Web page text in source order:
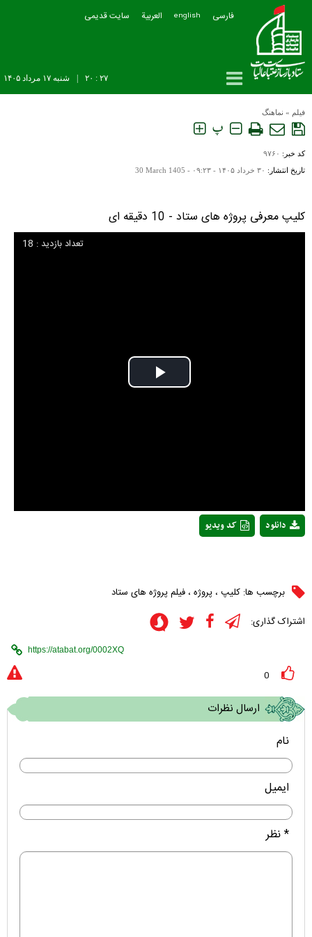
فارسی english العربیة سایت قدیمی
شنبه ۱۷ مرداد ۱۴۰۵ ۲۷ : ۲۰
فیلم » نماهنگ
پ
کد خبر: ۹۷۶۰
تاریخ انتشار: ۳۰ خرداد ۱۴۰۵ - ۰۹:۲۳ - 30 March 1405
کلیپ معرفی پروژه های ستاد - 10 دقیقه ای
Play
تعداد بازدید : 18
کد ویدیو دانلود
برچسب ها: کلیپ ، پروژه ، فیلم پروژه های ستاد
اشتراک گذاری:
0
ارسال نظرات
نام
ایمیل
* نظر